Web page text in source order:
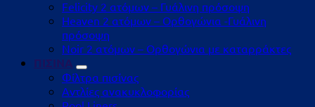
Felicity 2 ατόμων – Γυάλινη πρόσοψη
Heaven 2 ατόμων – Ορθογώνια -Γυάλινη
πρόσοψη
Noir 2 ατόμων – Ορθογώνια με καταρράκτες
ΠΙΣΙΝΑ
Φίλτρα πισίνας
Αντλίες ανακυκλοφορίας